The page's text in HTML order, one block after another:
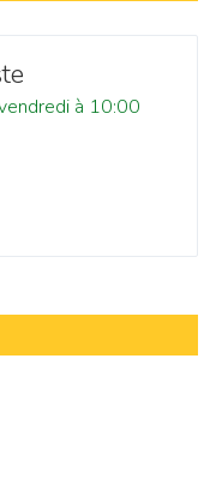
à 10:00